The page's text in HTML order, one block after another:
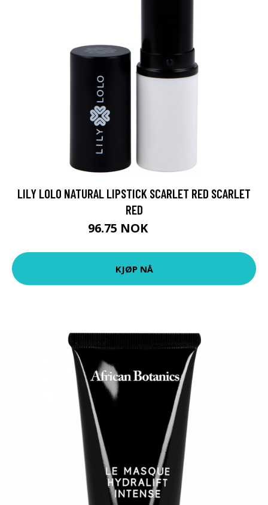
LILY LOLO NATURAL LIPSTICK SCARLET RED SCARLET
RED
96.75 NOK
KJØP NÅ